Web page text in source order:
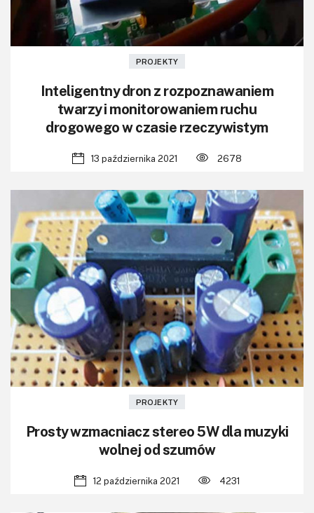
PROJEKTY
Inteligentny dron z rozpoznawaniem
twarzy i monitorowaniem ruchu
drogowego w czasie rzeczywistym
13 października 2021 2678
PROJEKTY
Prosty wzmacniacz stereo 5W dla muzyki
wolnej od szumów
12 października 2021 4231